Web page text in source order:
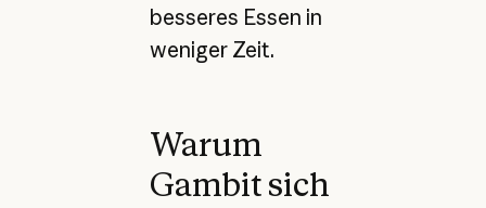
besseres Essen in
weniger Zeit.
Warum
Gambit sich